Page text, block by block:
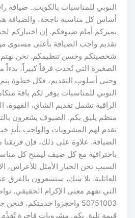
النوبي للمناسبات بالكويت.. ضيافة
أساس كل مناسبة ناجحة، والضيافة هي
يميزكم أمام ضيوفكم. إن اختياركم
تقديم واجب الضيافة بأعلى مستوى
شخصيتكم وحسن تنظيمكم. نحن نهتم
الصغيرة التي تُحدث فرقاً كبيراً، بدءاً
وحتى أسلوب التقديم، فكل خطوة يتم
النوبي للمناسبات يوفر لكم باقة
الراقية تشمل تقديم الشاي، القهوة،
منظم يليق بكم. الضيوف يشعرون
تقدم لهم المشروبات والواجب بأيدٍ
الضيافة. علاوة على ذلك، فإن فريقنا
باحترافية مع كل ضيف ليمنح كل
السبب نحن الخيار الأمثل للأعراس،
العائلية. بلا شك، ستشعرون بالفرق
التي تفهم معنى الإكرام الحقيقي.
50751003 واحجزوا خدمتكم،
قيمة تليق بكم. مشروبات فاخرة تُقدَّم